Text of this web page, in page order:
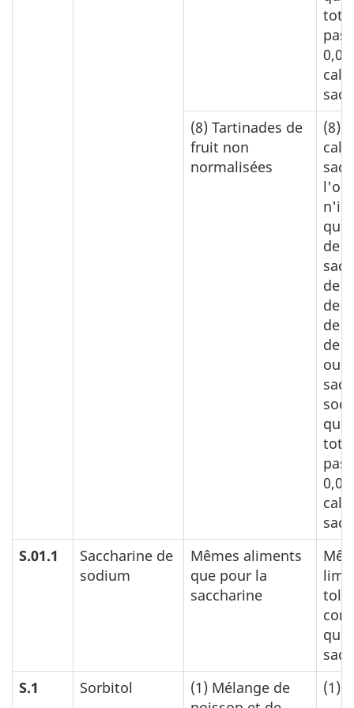
pas
0,03
(8) Tartinades de
fruit non
normalisées
(8)
l'on
de
de
de
de
de
ou
pas
0,02
S.01.1
Saccharine de
sodium
Mêmes aliments
que pour la
saccharine
que
S.1
Sorbitol (1) Mélange de
(1)